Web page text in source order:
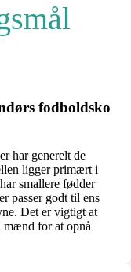
fodboldsko
har generelt de
ligger primært i
smallere fødder
passer godt til ens
Det er vigtigt at
for at opnå